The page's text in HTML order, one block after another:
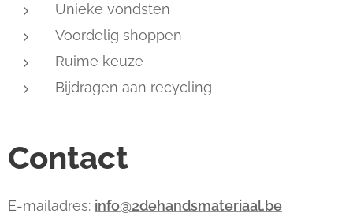
Unieke vondsten
Voordelig shoppen
Ruime keuze
Bijdragen aan recycling
Contact
E-mailadres: info@2dehandsmateriaal.be